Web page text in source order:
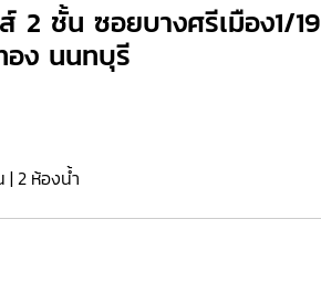
2 ชั้น ซอยบางศรีเมือง1/19
อง นนทบุรี
| 2 ห้องน้ำ